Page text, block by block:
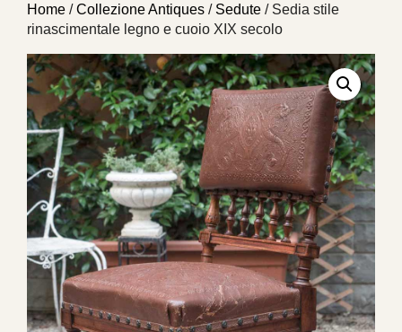
Home /Collezione Antiques / Sedute / Sedia stile
rinascimentale legno e cuoio XIX secolo